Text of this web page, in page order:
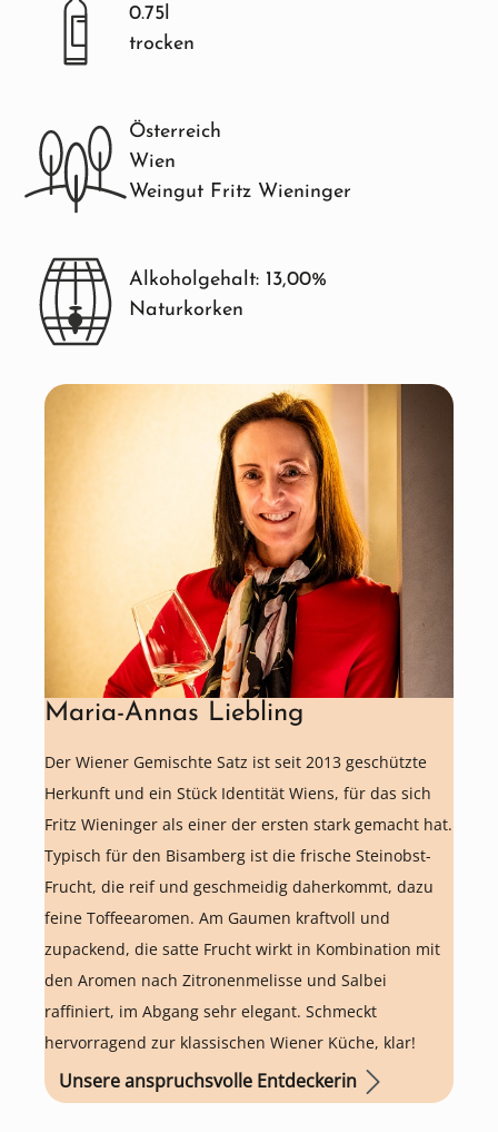
0.75l
trocken
Österreich
Wien
Weingut Fritz Wieninger
Alkoholgehalt: 13,00%
Naturkorken
Maria-Annas Liebling
Der Wiener Gemischte Satz ist seit 2013 geschützte
Herkunft und ein Stück Identität Wiens, für das sich
Fritz Wieninger als einer der ersten stark gemacht hat.
Typisch für den Bisamberg ist die frische Steinobst-
Frucht, die reif und geschmeidig daherkommt, dazu
feine Toffeearomen. Am Gaumen kraftvoll und
zupackend, die satte Frucht wirkt in Kombination mit
den Aromen nach Zitronenmelisse und Salbei
raffiniert, im Abgang sehr elegant. Schmeckt
hervorragend zur klassischen Wiener Küche, klar!
Unsere anspruchsvolle Entdeckerin